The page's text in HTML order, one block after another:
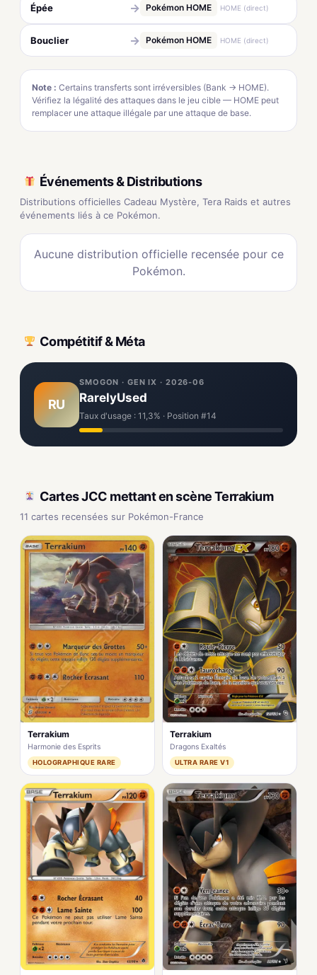
Épée → Pokémon HOME HOME (direct)
Bouclier → Pokémon HOME HOME (direct)
Note : Certains transferts sont irréversibles (Bank → HOME).
Vérifiez la légalité des attaques dans le jeu cible — HOME peut
remplacer une attaque illégale par une attaque de base.
Événements & Distributions
Distributions officielles Cadeau Mystère, Tera Raids et autres
événements liés à ce Pokémon.
Aucune distribution officielle recensée pour ce
Pokémon.
Compétitif & Méta
RU
SMOGON · GEN IX · 2026-06
RarelyUsed
Taux d'usage : 11,3% · Position #14
Cartes JCC mettant en scène Terrakium
11 cartes recensées sur Pokémon-France
Terrakium
Harmonie des Esprits
HOLOGRAPHIQUE RARE
Terrakium
Dragons Exaltés
ULTRA RARE V1